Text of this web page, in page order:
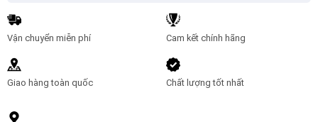
Vận chuyển miễn phí
Giao hàng toàn quốc
Cam kết chính hãng
Chất lượng tốt nhất